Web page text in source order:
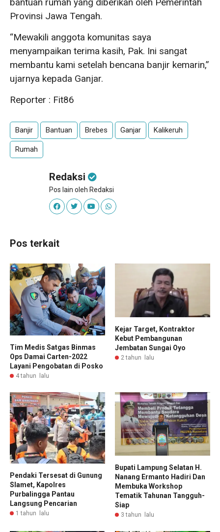
Provinsi Jawa Tengah.
“Mewakili anggota komunitas saya
menyampaikan terima kasih, Pak. Ini sangat
membantu kami setelah bencana banjir kemarin,”
ujarnya kepada Ganjar.
Reporter : Fit86
Banjir Bantuan Brebes Ganjar Kalikeruh
Rumah
Redaksi
Pos lain oleh Redaksi
Pos terkait
Tim Medis Satgas Binmas
Ops Damai Carten-2022
Layani Pengobatan di Posko
4 tahun lalu
Kejar Target, Kontraktor
Kebut Pembangunan
Jembatan Sungai Oyo
2 tahun lalu
Pendaki Tersesat di Gunung
Slamet, Kapolres
Purbalingga Pantau
Langsung Pencarian
1 tahun lalu
Bupati Lampung Selatan H.
Nanang Ermanto Hadiri Dan
Membuka Workshop
Tematik Tahunan Tangguh-
Siap
3 tahun lalu